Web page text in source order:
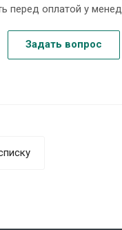
перед оплатой у
Задать вопрос